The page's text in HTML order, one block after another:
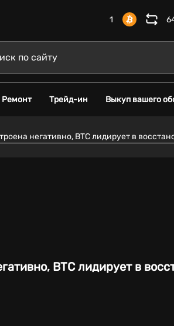
1
Ремонт Трейд-ин Выкуп вашего
негативно, BTC лидирует в
BTC лидирует в